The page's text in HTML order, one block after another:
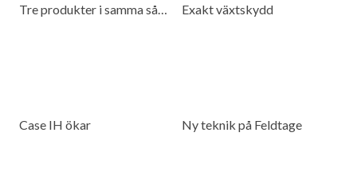
Tre produkter i samma såmaskin Exakt växtskydd
Case IH ökar Ny teknik på Feldtage